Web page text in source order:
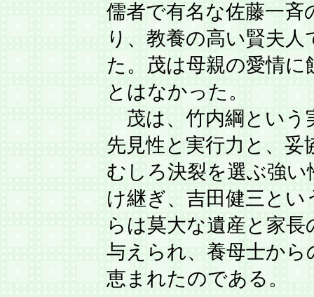
儒者で有名な佐藤一斉
り、教養の高い賢夫人
た。茂は母親の愛情に
とはなかった。
茂は、竹内綱という
先見性と実行力と、妥
むしろ決裂を選ぶ強い
け継ぎ、吉田健三とい
らは莫大な遺産と家長
与えられ、養母士から
恵まれたのである。